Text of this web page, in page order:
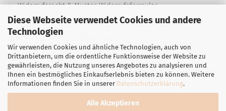
Diese Webseite verwendet Cookies und andere
Technologien
Wir verwenden Cookies und ähnliche Technologien, auch von
Drittanbietern, um die ordentliche Funktionsweise der Website zu
gewährleisten, die Nutzung unseres Angebotes zu analysieren und
Ihnen ein bestmögliches Einkaufserlebnis bieten zu können. Weitere
Informationen finden Sie in unserer Datenschutzerklärung.
Alle Akzeptieren
Widerrufsrecht & Muster-Widerrufsformular
AGB
Privatsphäre und Datenschutz
Cookie Einstellungen